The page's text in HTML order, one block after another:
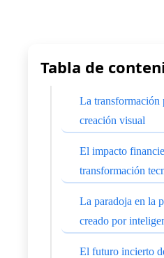
Tabla de
La transformación
creación visual
El impacto
transformación
La paradoja en la
creado por
El futuro incierto